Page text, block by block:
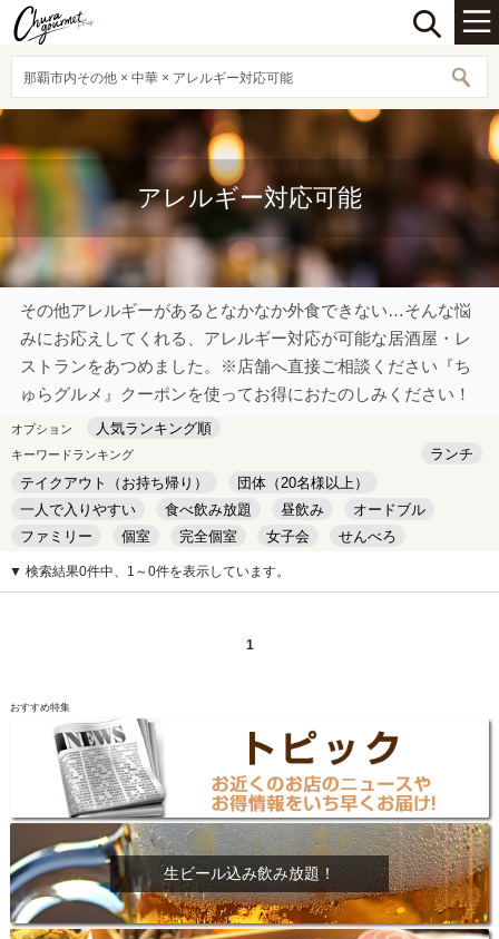
那覇市内その他 × 中華 × アレルギー対応可能
アレルギー対応可能
その他アレルギーがあるとなかなか外食できない…そんな悩
みにお応えしてくれる、アレルギー対応が可能な居酒屋・レ
ストランをあつめました。※店舗へ直接ご相談ください『ち
ゅらグルメ』クーポンを使ってお得におたのしみください！
オプション 人気ランキング順
キーワードランキング
ランチ
テイクアウト（お持ち帰り）
団体（20名様以上）
一人で入りやすい
食べ飲み放題 昼飲み
オードブル
ファミリー
個室 完全個室 女子会
せんべろ
キッズルーム
安い デート
▼ 検索結果0件中、1～0件を表示しています。
1
おすすめ特集
生ビール込み飲み放題！